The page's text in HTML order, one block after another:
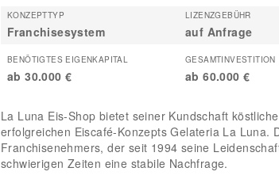
KONZEPTTYP
Franchisesystem
LIZENZGEBÜHR
auf Anfrage
BENÖTIGTES EIGENKAPITAL
ab 30.000 €
GESAMTINVESTITION
ab 60.000 €
La Luna Eis-Shop bietet seiner Kundschaft
erfolgreichen Eiscafé-Konzepts Gelateria La Luna.
Franchisenehmers, der seit 1994 seine
schwierigen Zeiten eine stabile Nachfrage.